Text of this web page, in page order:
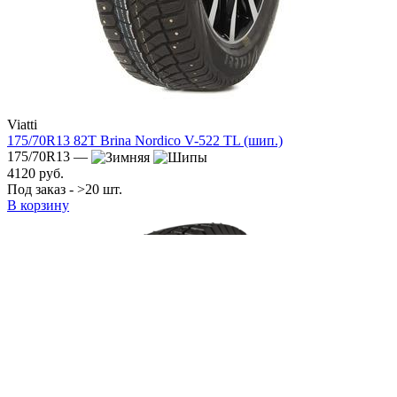
Viatti
175/70R13 82T Brina Nordico V-522 TL (шип.)
175/70R13 —
4120 руб.
Под заказ - >20 шт.
В корзину